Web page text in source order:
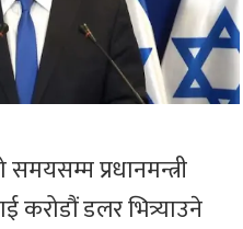
प्रधानमन्त्री
डलर भित्र्याउने